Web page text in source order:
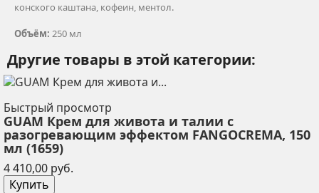
конского каштана, кофеин, ментол.
Объём: 250 мл
Другие товары в этой категории:
Быстрый просмотр
GUAM Крем для живота и талии с
разогревающим эффектом FANGOCREMA, 150
мл (1659)
4 410,00 руб.
Купить